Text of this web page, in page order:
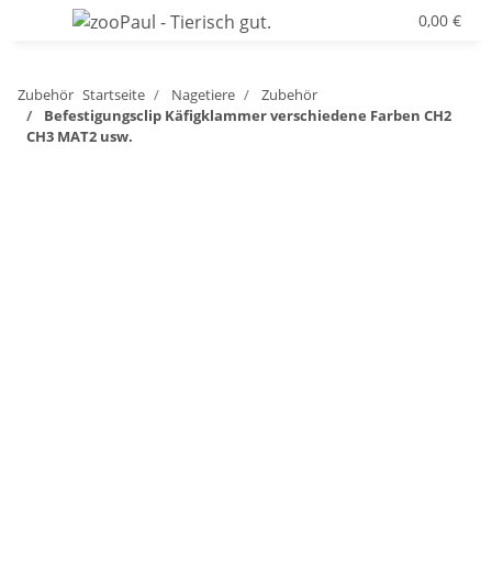
0,00 €
Zubehör Startseite Nagetiere
Zubehör
Befestigungsclip Käfigklammer verschiedene Farben CH2
CH3 MAT2 usw.